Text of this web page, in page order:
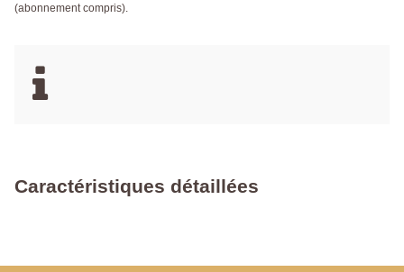
(abonnement compris).
Caractéristiques détaillées